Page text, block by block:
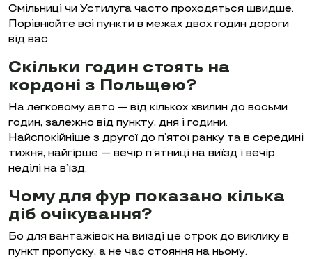
Смільниці чи Устилуга часто проходяться швидше.
Порівнюйте всі пункти в межах двох годин дороги
від вас.
Скільки годин стоять на
кордоні з Польщею?
На легковому авто — від кількох хвилин до восьми
годин, залежно від пункту, дня і години.
Найспокійніше з другої до п’ятої ранку та в середині
тижня, найгірше — вечір п’ятниці на виїзд і вечір
неділі на в’їзд.
Чому для фур показано кілька
діб очікування?
Бо для вантажівок на виїзді це строк до виклику в
пункт пропуску, а не час стояння на ньому.